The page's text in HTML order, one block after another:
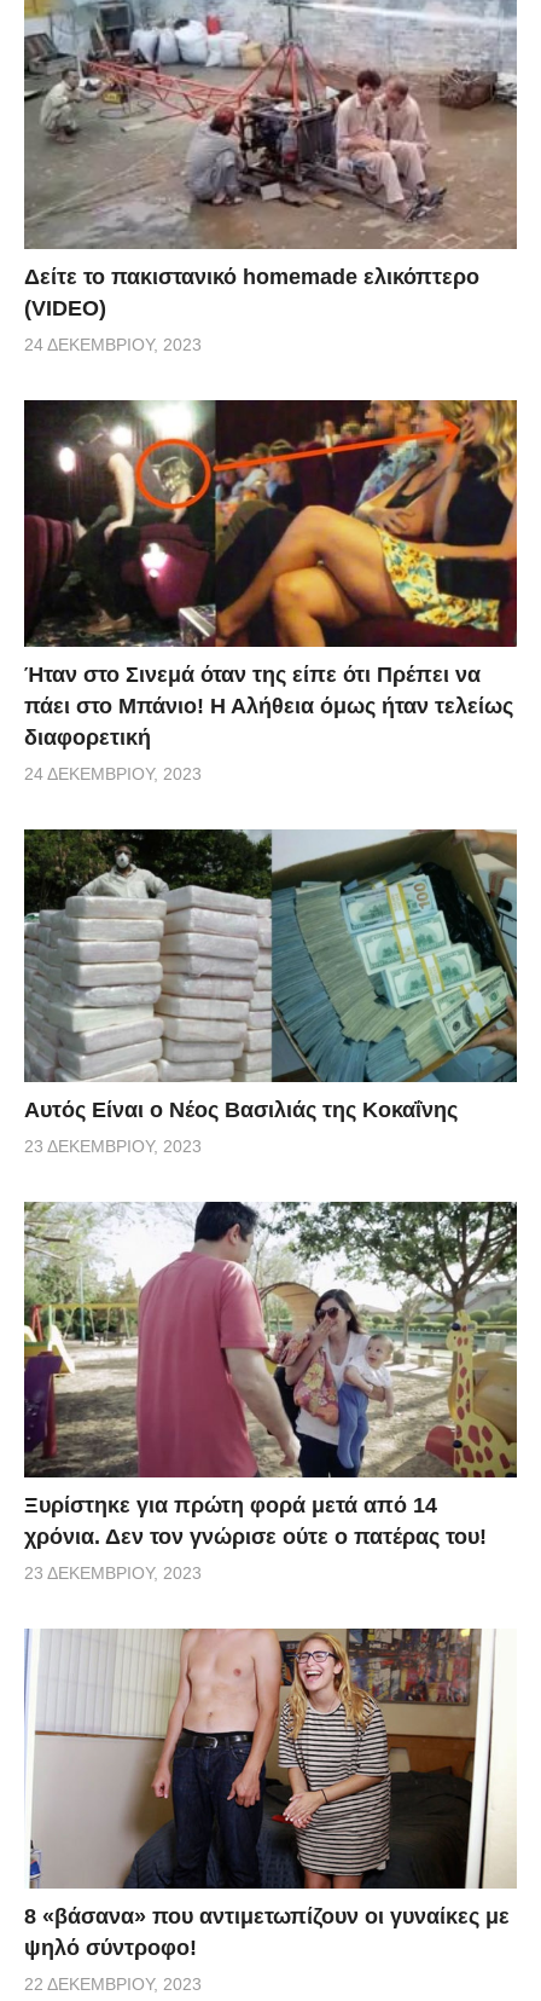
Δείτε το πακιστανικό homemade ελικόπτερο
(VIDEO)
24 ΔΕΚΕΜΒΡΊΟΥ, 2023
Ήταν στο Σινεμά όταν της είπε ότι Πρέπει να
πάει στο Μπάνιο! Η Αλήθεια όμως ήταν τελείως
διαφορετική
24 ΔΕΚΕΜΒΡΊΟΥ, 2023
Αυτός Είναι ο Νέος Βασιλιάς της Κοκαΐνης
23 ΔΕΚΕΜΒΡΊΟΥ, 2023
Ξυρίστηκε για πρώτη φορά μετά από 14
χρόνια. Δεν τον γνώρισε ούτε ο πατέρας του!
23 ΔΕΚΕΜΒΡΊΟΥ, 2023
8 «βάσανα» που αντιμετωπίζουν οι γυναίκες με
ψηλό σύντροφο!
22 ΔΕΚΕΜΒΡΊΟΥ, 2023